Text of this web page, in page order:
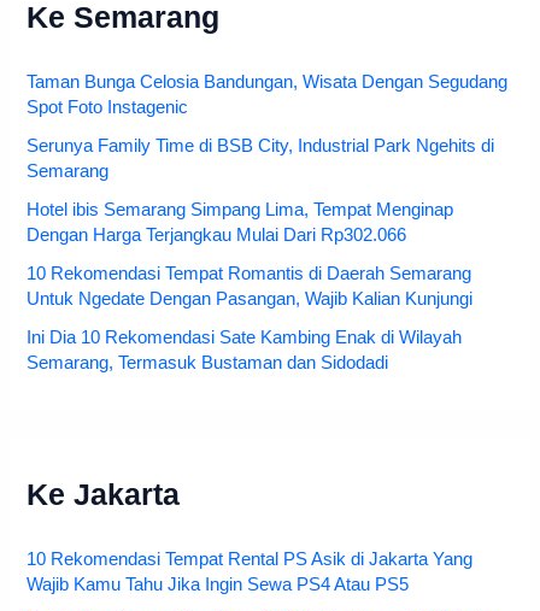
Ke Semarang
Taman Bunga Celosia Bandungan, Wisata Dengan Segudang
Spot Foto Instagenic
Serunya Family Time di BSB City, Industrial Park Ngehits di
Semarang
Hotel ibis Semarang Simpang Lima, Tempat Menginap
Dengan Harga Terjangkau Mulai Dari Rp302.066
10 Rekomendasi Tempat Romantis di Daerah Semarang
Untuk Ngedate Dengan Pasangan, Wajib Kalian Kunjungi
Ini Dia 10 Rekomendasi Sate Kambing Enak di Wilayah
Semarang, Termasuk Bustaman dan Sidodadi
Ke Jakarta
10 Rekomendasi Tempat Rental PS Asik di Jakarta Yang
Wajib Kamu Tahu Jika Ingin Sewa PS4 Atau PS5